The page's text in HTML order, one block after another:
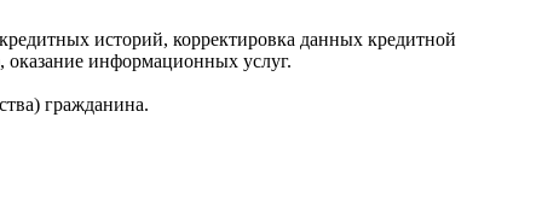
историй, корректировка данных кредитной
оказание информационных услуг.
гражданина.